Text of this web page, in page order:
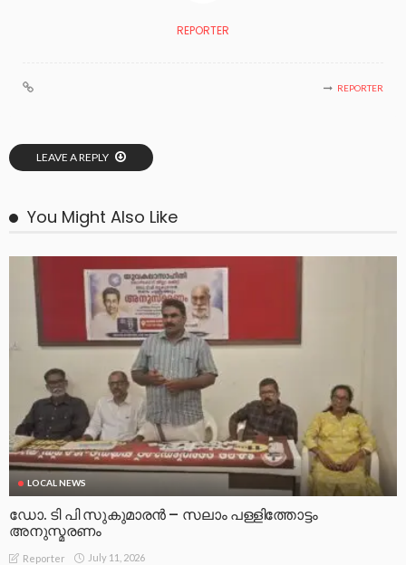
REPORTER
REPORTER
LEAVE A REPLY
You Might Also Like
LOCAL NEWS
ഡോ. ടി പി സുകുമാരൻ – സലാം പള്ളിത്തോട്ടം
അനുസ്മരണം
Reporter July 11, 2026